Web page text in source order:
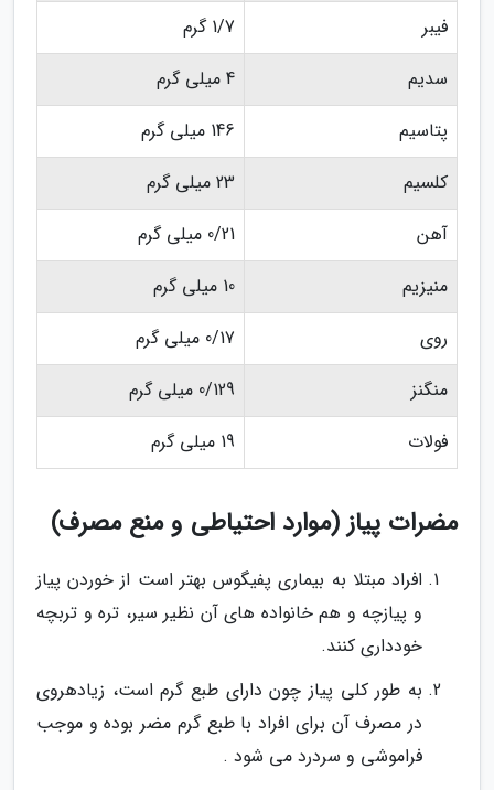
فیبر
1/7 گرم
سدیم
4 میلی گرم
پتاسیم
146 میلی گرم
کلسیم
23 میلی گرم
آهن
0/21 میلی گرم
منیزیم
10 میلی گرم
روی
0/17 میلی گرم
منگنز
0/129 میلی گرم
فولات
19 میلی گرم
مضرات پیاز (موارد احتیاطی و منع مصرف)
افراد مبتلا به بیماری پفیگوس بهتر است از خوردن پیاز
و پیازچه و هم خانواده های آن نظیر سیر، تره و تربچه
خودداری کنند.
به طور کلی پیاز چون دارای طبع گرم است، زیادهروی
در مصرف آن برای افراد با طبع گرم مضر بوده و موجب
فراموشی و سردرد می شود .